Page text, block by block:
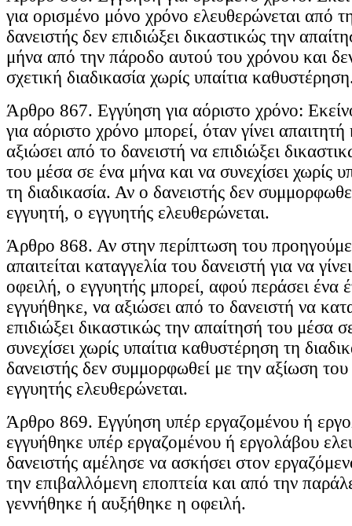
για ορισμένο μόνο χρόνο ελευθερώνεται από
δανειστής δεν επιδιώξει δικαστικώς την
μήνα από την πάροδο αυτού του χρόνου και
σχετική διαδικασία χωρίς υπαίτια
Άρθρο 867. Εγγύηση για αόριστο χρόνο:
για αόριστο χρόνο μπορεί, όταν γίνει
αξιώσει από το δανειστή να επιδιώξει
του μέσα σε ένα μήνα και να συνεχίσει χωρίς
τη διαδικασία. Αν ο δανειστής δεν
εγγυητή, ο εγγυητής ελευθερώνεται.
Άρθρο 868. Αν στην περίπτωση του
απαιτείται καταγγελία του δανειστή για να
οφειλή, ο εγγυητής μπορεί, αφού περάσει ένα
εγγυήθηκε, να αξιώσει από το δανειστή να
επιδιώξει δικαστικώς την απαίτησή του μέσα
συνεχίσει χωρίς υπαίτια καθυστέρηση τη
δανειστής δεν συμμορφωθεί με την αξίωση
εγγυητής ελευθερώνεται.
Άρθρο 869. Εγγύηση υπέρ εργαζομένου ή
εγγυήθηκε υπέρ εργαζομένου ή εργολάβου
δανειστής αμέλησε να ασκήσει στον
την επιβαλλόμενη εποπτεία και από την
γεννήθηκε ή αυξήθηκε η οφειλή.